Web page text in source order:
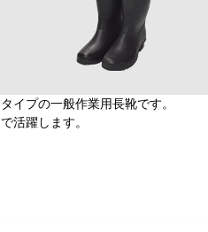
イプの一般作業用長靴です。
活躍します。